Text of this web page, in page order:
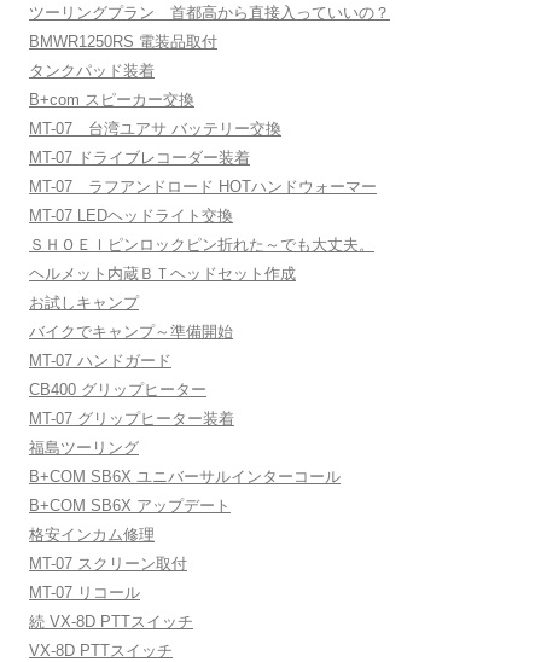
ツーリングプラン 首都高から直接入っていいの？
BMWR1250RS 電装品取付
タンクパッド装着
B+com スピーカー交換
MT-07 台湾ユアサ バッテリー交換
MT-07 ドライブレコーダー装着
MT-07 ラフアンドロード HOTハンドウォーマー
MT-07 LEDヘッドライト交換
ＳＨＯＥＩピンロックピン折れた～でも大丈夫。
ヘルメット内蔵ＢＴヘッドセット作成
お試しキャンプ
バイクでキャンプ～準備開始
MT-07 ハンドガード
CB400 グリップヒーター
MT-07 グリップヒーター装着
福島ツーリング
B+COM SB6X ユニバーサルインターコール
B+COM SB6X アップデート
格安インカム修理
MT-07 スクリーン取付
MT-07 リコール
続 VX-8D PTTスイッチ
VX-8D PTTスイッチ